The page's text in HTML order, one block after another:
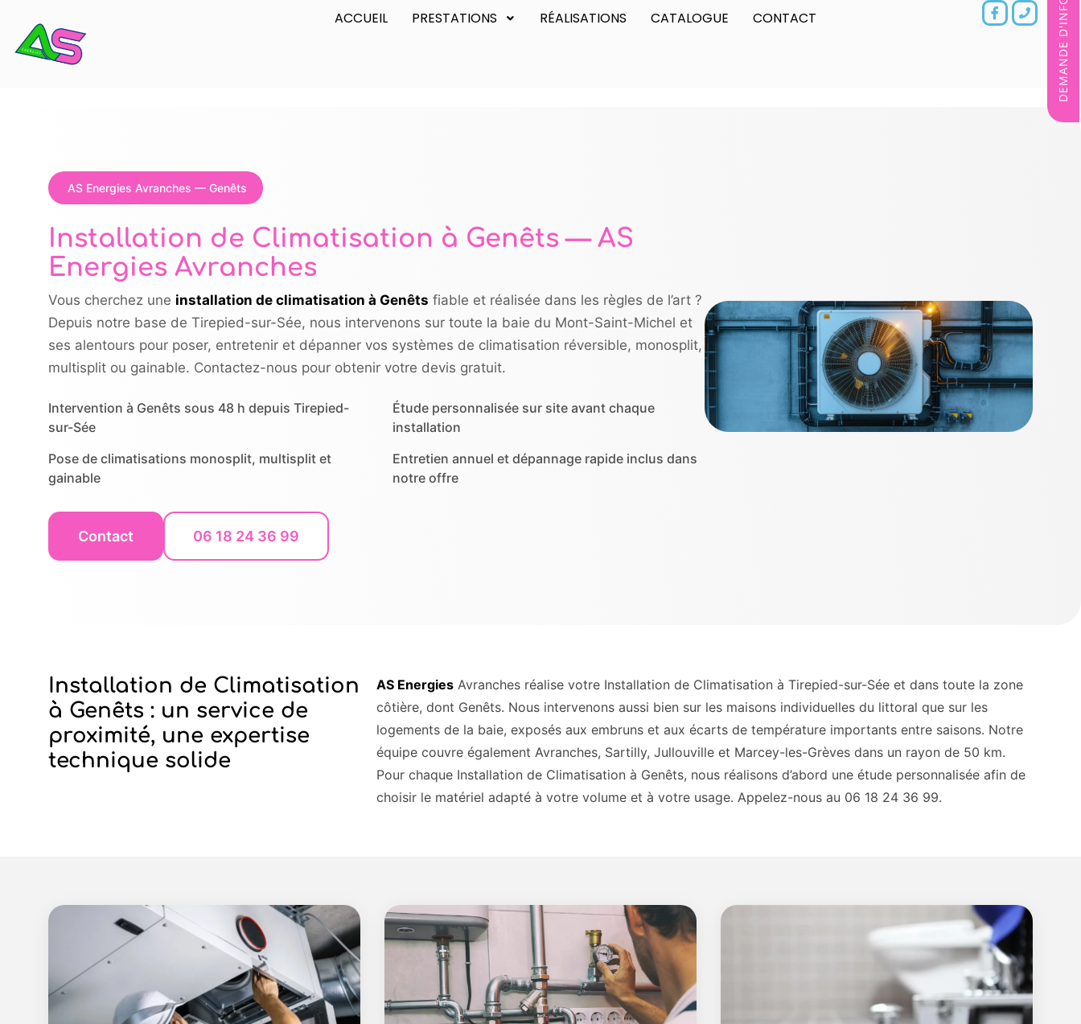
ACCUEIL PRESTATIONS RÉALISATIONS CATALOGUE CONTACT
AS Energies Avranches — Genêts
Installation de Climatisation à Genêts — AS
Energies Avranches
Vous cherchez une installation de climatisation à Genêts fiable et réalisée dans les règles de l’art ?
Depuis notre base de Tirepied-sur-Sée, nous intervenons sur toute la baie du Mont-Saint-Michel et
ses alentours pour poser, entretenir et dépanner vos systèmes de climatisation réversible, monosplit,
multisplit ou gainable. Contactez-nous pour obtenir votre devis gratuit.
Intervention à Genêts sous 48 h depuis Tirepied-
sur-Sée
Étude personnalisée sur site avant chaque
installation
Pose de climatisations monosplit, multisplit et
gainable
Entretien annuel et dépannage rapide inclus dans
notre offre
Contact 06 18 24 36 99
Installation de Climatisation
à Genêts : un service de
proximité, une expertise
technique solide
AS Energies Avranches réalise votre Installation de Climatisation à Tirepied-sur-Sée et dans toute la zone
côtière, dont Genêts. Nous intervenons aussi bien sur les maisons individuelles du littoral que sur les
logements de la baie, exposés aux embruns et aux écarts de température importants entre saisons. Notre
équipe couvre également Avranches, Sartilly, Jullouville et Marcey-les-Grèves dans un rayon de 50 km.
Pour chaque Installation de Climatisation à Genêts, nous réalisons d’abord une étude personnalisée afin de
choisir le matériel adapté à votre volume et à votre usage. Appelez-nous au 06 18 24 36 99.